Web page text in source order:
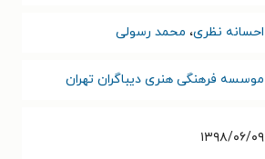
احسانه نظری، محمد رسولی
موسسه فرهنگی هنری دیباگران تهران
۱۳۹۸/۰۶/۰۹